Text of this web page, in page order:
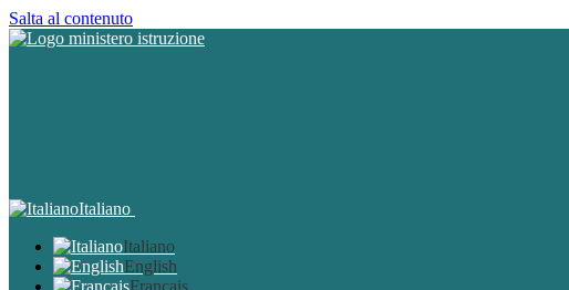
Salta al contenuto
Italiano
Italiano
English
Français